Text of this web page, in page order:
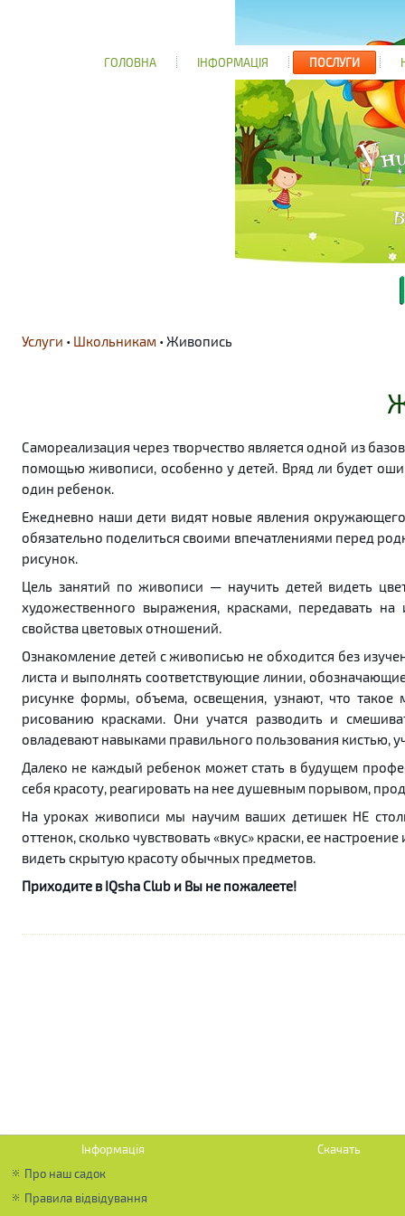
ГОЛОВНА ІНФОРМАЦІЯ ПОСЛУГИ
Услуги • Школьникам • Живопись
Самореализация через творчество является одной из
помощью живописи, особенно у детей. Вряд ли будет
один ребенок.
Ежедневно наши дети видят новые явления
обязательно поделиться своими впечатлениями перед
рисунок.
Цель занятий по живописи — научить детей видеть
художественного выражения, красками, передавать
свойства цветовых отношений.
Ознакомление детей с живописью не обходится без
листа и выполнять соответствующие линии,
рисунке формы, объема, освещения, узнают, что такое
рисованию красками. Они учатся разводить и
овладевают навыками правильного пользования кистью,
Далеко не каждый ребенок может стать в будущем
себя красоту, реагировать на нее душевным порывом,
На уроках живописи мы научим ваших детишек НЕ
оттенок, сколько чувствовать «вкус» краски, ее
видеть скрытую красоту обычных предметов.
Приходите в IQsha Club и Вы не пожалеете!
Інформація
Про наш садок
Правила відвідування
Скачать